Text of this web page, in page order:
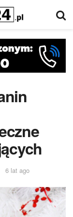
6 lat ago